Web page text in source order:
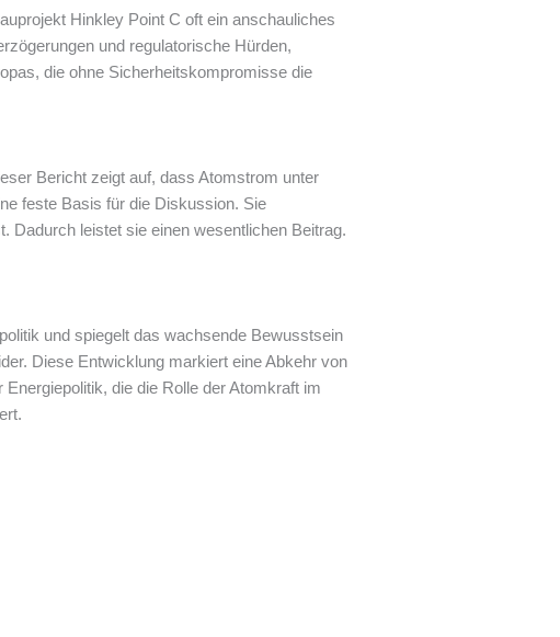
Hinkley Point C oft ein anschauliches
und regulatorische Hürden,
die ohne Sicherheitskompromisse die
Bericht zeigt auf, dass Atomstrom unter
feste Basis für die Diskussion. Sie
Dadurch leistet sie einen wesentlichen Beitrag.
und spiegelt das wachsende Bewusstsein
Diese Entwicklung markiert eine Abkehr von
die die Rolle der Atomkraft im